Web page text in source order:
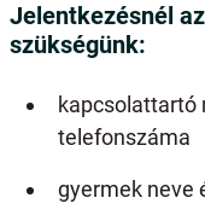
Jelentkezésnél
szükségünk:
kapcsolattartó
telefonszáma
gyermek neve